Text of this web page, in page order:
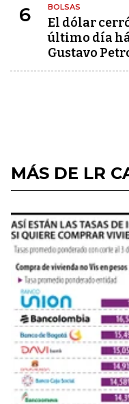
6 BOLSAS
El dólar
último día
Gustavo
MÁS DE LR